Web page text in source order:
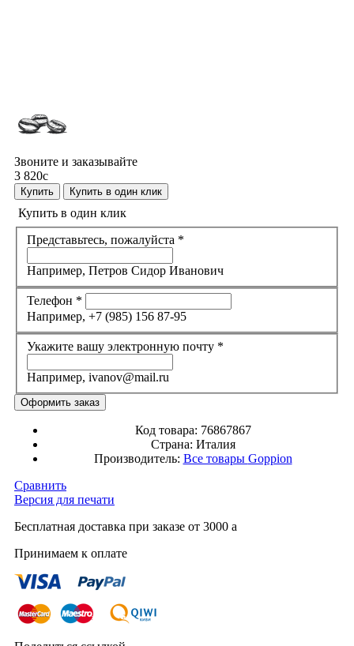
Звоните и заказывайте
3 820c
Купить Купить в один клик
Купить в один клик
Представьтесь, пожалуйста *
Например, Петров Сидор Иванович
Телефон *
Например, +7 (985) 156 87-95
Укажите вашу электронную почту *
Например, ivanov@mail.ru
Код товара: 76867867
Страна: Италия
Производитель: Все товары Goppion
Сравнить
Версия для печати
Бесплатная доставка при заказе от 3000 a
Принимаем к оплате